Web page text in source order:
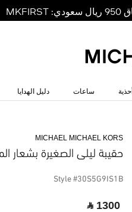
أحذية ساعات دليل الهدايا
MICHAEL MICHAEL KORS
حقيبة ليلى الصغيرة بشعار
Style #30S5G9IS1B
‎ ⃁ 1300 ‎